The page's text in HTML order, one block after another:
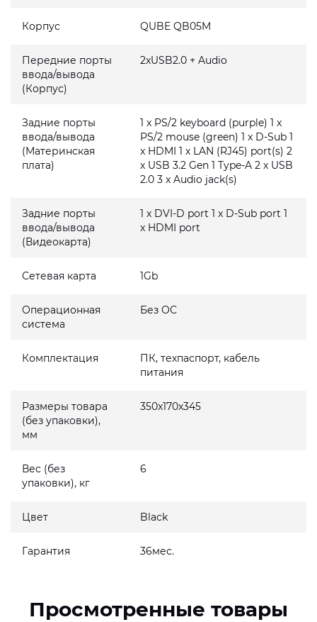
Корпус QUBE QB05M
Передние порты
ввода/вывода
(Корпус)
2xUSB2.0 + Audio
Задние порты
ввода/вывода
(Материнская
плата)
1 x PS/2 keyboard (purple) 1 x
PS/2 mouse (green) 1 x D-Sub 1
x HDMI 1 x LAN (RJ45) port(s) 2
x USB 3.2 Gen 1 Type-A 2 x USB
2.0 3 x Audio jack(s)
Задние порты
ввода/вывода
(Видеокарта)
1 x DVI-D port 1 x D-Sub port 1
x HDMI port
Сетевая карта 1Gb
Операционная
система
Без ОС
Комплектация
ПК, техпаспорт, кабель
питания
Размеры товара
(без упаковки),
мм
350x170x345
Вес (без
упаковки), кг
6
Цвет Black
Гарантия 36мес.
Просмотренные товары